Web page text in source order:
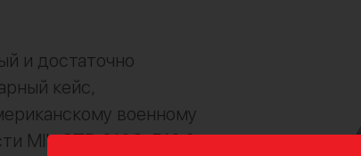
и достаточно
кейс,
военному
MIL-STD 810G-516.6,